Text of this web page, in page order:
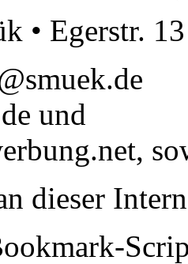
• Egerstr.
und
dieser